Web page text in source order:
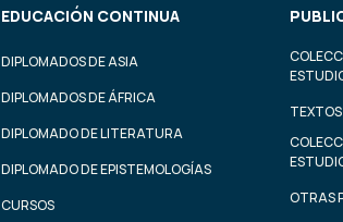
EDUCACIÓN CONTINUA
DIPLOMADOS DE ASIA
DIPLOMADOS DE ÁFRICA
DIPLOMADO DE LITERATURA
DIPLOMADO DE EPISTEMOLOGÍAS
CURSOS
TEXTOS
OTRAS